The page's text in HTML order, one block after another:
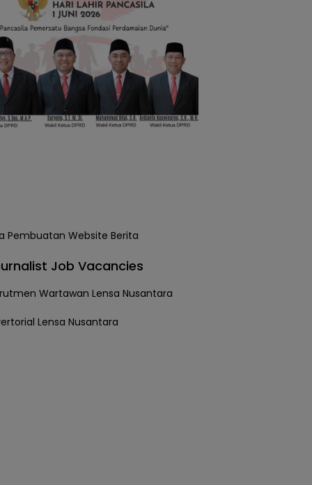
Job Vacancies